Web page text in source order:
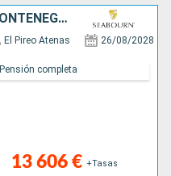
TURQUÍA, GRECIA, ITALIA, MONTENEGRO, CROACIA
El Pireo Atenas 26/08/2028
13 606 € +Tasas
Pensión completa